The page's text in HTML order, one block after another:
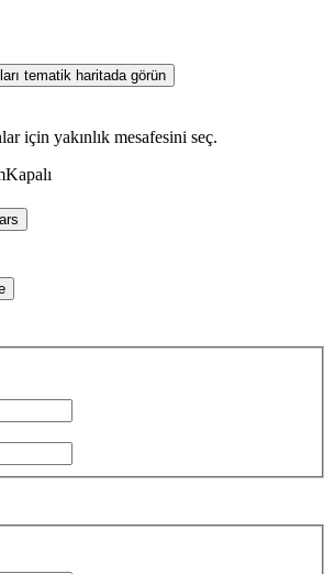
tematik haritada görün
için yakınlık mesafesini seç.
Kapalı